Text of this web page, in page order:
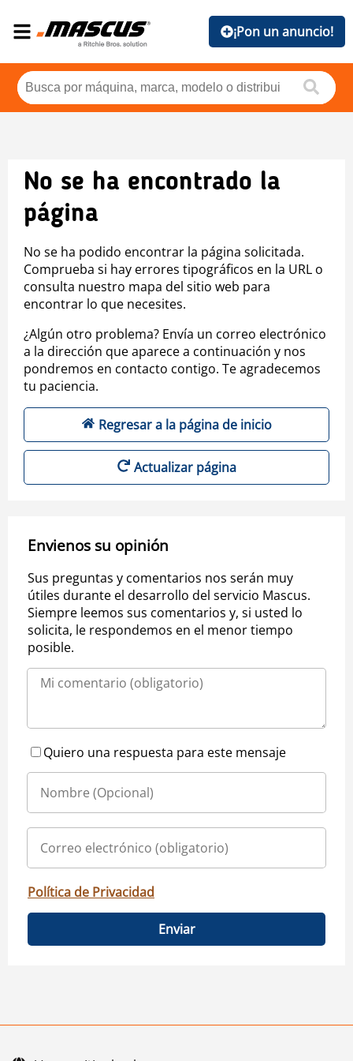
¡Pon un anuncio!
No se ha encontrado la
página
No se ha podido encontrar la página solicitada.
Comprueba si hay errores tipográficos en la URL o
consulta nuestro mapa del sitio web para
encontrar lo que necesites.
¿Algún otro problema? Envía un correo electrónico
a la dirección que aparece a continuación y nos
pondremos en contacto contigo. Te agradecemos
tu paciencia.
Regresar a la página de inicio
Actualizar página
Envienos su opinión
Sus preguntas y comentarios nos serán muy
útiles durante el desarrollo del servicio Mascus.
Siempre leemos sus comentarios y, si usted lo
solicita, le respondemos en el menor tiempo
posible.
Quiero una respuesta para este mensaje
Política de Privacidad
Enviar